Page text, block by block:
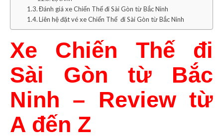
Đánh giá xe Chiến Thế đi Sài Gòn từ Bắc Ninh
Liên hệ đặt vé xe Chiến Thế đi Sài Gòn từ Bắc Ninh
Xe Chiến Thế đi
Sài Gòn từ Bắc
Ninh – Review từ
A đến Z